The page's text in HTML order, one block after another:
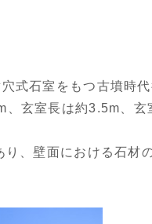
式石室をもつ古墳時
玄室長は約3.5m、玄
、壁面における石材